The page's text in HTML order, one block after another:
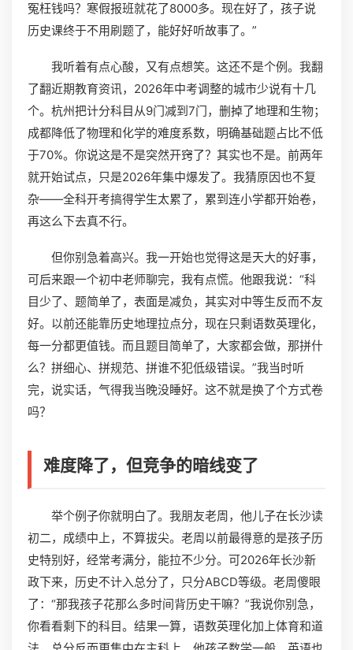
冤枉钱吗？寒假报班就花了8000多。现在好了，孩子说
历史课终于不用刷题了，能好好听故事了。”
我听着有点心酸，又有点想笑。这还不是个例。我翻
了翻近期教育资讯，2026年中考调整的城市少说有十几
个。杭州把计分科目从9门减到7门，删掉了地理和生物；
成都降低了物理和化学的难度系数，明确基础题占比不低
于70%。你说这是不是突然开窍了？其实也不是。前两年
就开始试点，只是2026年集中爆发了。我猜原因也不复
杂——全科开考搞得学生太累了，累到连小学都开始卷，
再这么下去真不行。
但你别急着高兴。我一开始也觉得这是天大的好事，
可后来跟一个初中老师聊完，我有点慌。他跟我说：“科
目少了、题简单了，表面是减负，其实对中等生反而不友
好。以前还能靠历史地理拉点分，现在只剩语数英理化，
每一分都更值钱。而且题目简单了，大家都会做，那拼什
么？拼细心、拼规范、拼谁不犯低级错误。”我当时听
完，说实话，气得我当晚没睡好。这不就是换了个方式卷
吗？
难度降了，但竞争的暗线变了
举个例子你就明白了。我朋友老周，他儿子在长沙读
初二，成绩中上，不算拔尖。老周以前最得意的是孩子历
史特别好，经常考满分，能拉不少分。可2026年长沙新
政下来，历史不计入总分了，只分ABCD等级。老周傻眼
了：“那我孩子花那么多时间背历史干嘛？”我说你别急，
你看看剩下的科目。结果一算，语数英理化加上体育和道